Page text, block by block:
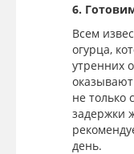
6.
Всем
огурца,
утренних
не только
задержки
день.